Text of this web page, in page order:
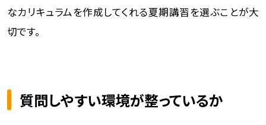
なカリキュラムを作成してくれる夏期講習を選ぶことが大
切です。
質問しやすい環境が整っているか